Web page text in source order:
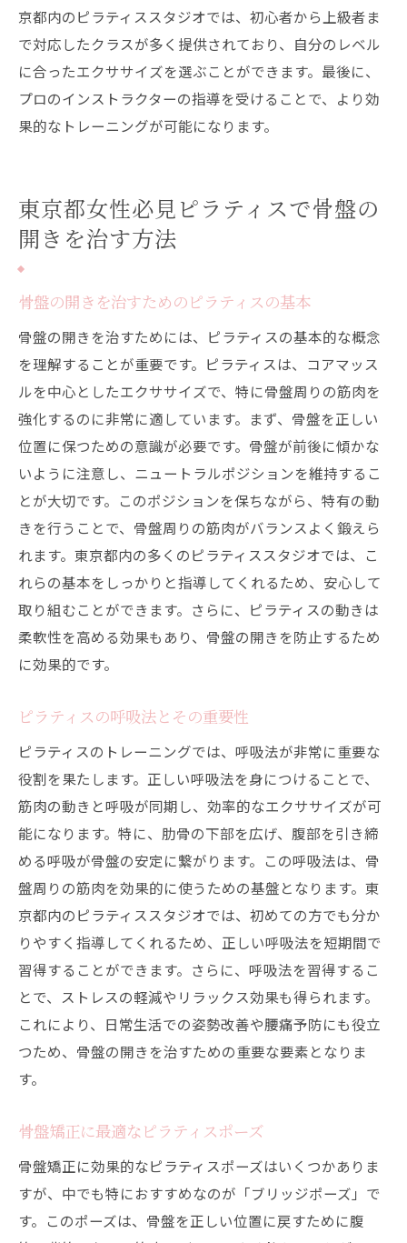
京都内のピラティススタジオでは、初心者から上級者ま
で対応したクラスが多く提供されており、自分のレベル
に合ったエクササイズを選ぶことができます。最後に、
プロのインストラクターの指導を受けることで、より効
果的なトレーニングが可能になります。
東京都女性必見ピラティスで骨盤の
開きを治す方法
骨盤の開きを治すためのピラティスの基本
骨盤の開きを治すためには、ピラティスの基本的な概念
を理解することが重要です。ピラティスは、コアマッス
ルを中心としたエクササイズで、特に骨盤周りの筋肉を
強化するのに非常に適しています。まず、骨盤を正しい
位置に保つための意識が必要です。骨盤が前後に傾かな
いように注意し、ニュートラルポジションを維持するこ
とが大切です。このポジションを保ちながら、特有の動
きを行うことで、骨盤周りの筋肉がバランスよく鍛えら
れます。東京都内の多くのピラティススタジオでは、こ
れらの基本をしっかりと指導してくれるため、安心して
取り組むことができます。さらに、ピラティスの動きは
柔軟性を高める効果もあり、骨盤の開きを防止するため
に効果的です。
ピラティスの呼吸法とその重要性
ピラティスのトレーニングでは、呼吸法が非常に重要な
役割を果たします。正しい呼吸法を身につけることで、
筋肉の動きと呼吸が同期し、効率的なエクササイズが可
能になります。特に、肋骨の下部を広げ、腹部を引き締
める呼吸が骨盤の安定に繋がります。この呼吸法は、骨
盤周りの筋肉を効果的に使うための基盤となります。東
京都内のピラティススタジオでは、初めての方でも分か
りやすく指導してくれるため、正しい呼吸法を短期間で
習得することができます。さらに、呼吸法を習得するこ
とで、ストレスの軽減やリラックス効果も得られます。
これにより、日常生活での姿勢改善や腰痛予防にも役立
つため、骨盤の開きを治すための重要な要素となりま
す。
骨盤矯正に最適なピラティスポーズ
骨盤矯正に効果的なピラティスポーズはいくつかありま
すが、中でも特におすすめなのが「ブリッジポーズ」で
す。このポーズは、骨盤を正しい位置に戻すために腹